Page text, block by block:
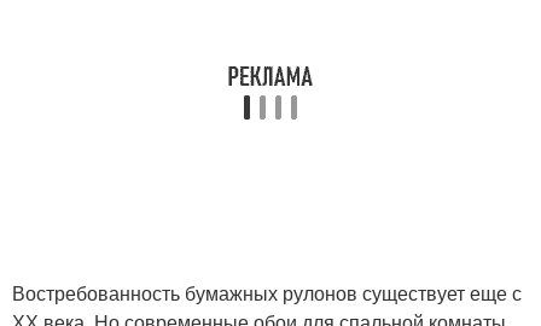
Востребованность бумажных рулонов существует еще с